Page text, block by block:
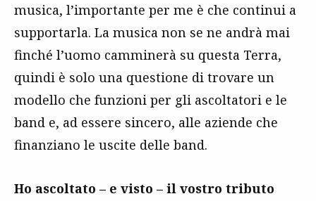
musica, l’importante per me è che continui a
supportarla. La musica non se ne andrà mai
finché l’uomo camminerà su questa Terra,
quindi è solo una questione di trovare un
modello che funzioni per gli ascoltatori e le
band e, ad essere sincero, alle aziende che
finanziano le uscite delle band.
Ho ascoltato – e visto – il vostro tributo